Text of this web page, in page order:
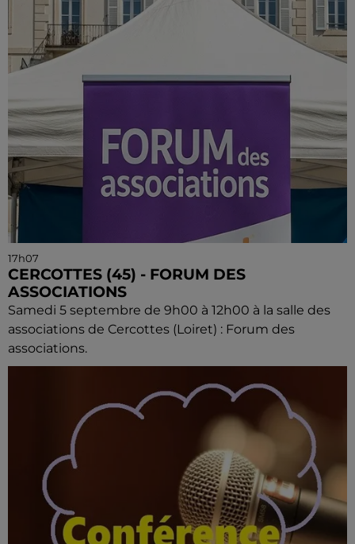
17h07
CERCOTTES (45) - FORUM DES
ASSOCIATIONS
Samedi 5 septembre de 9h00 à 12h00 à la salle des
associations de Cercottes (Loiret) : Forum des
associations.